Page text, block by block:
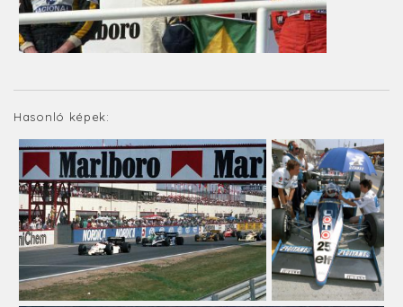
Hasonló képek: